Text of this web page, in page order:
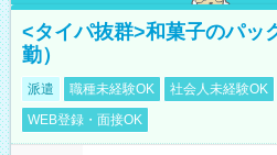
<タイパ抜群>和菓子のパッ
勤）
派遣 職種未経験OK 社会人未経験OK
WEB登録・面接OK